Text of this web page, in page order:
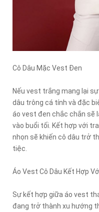
Cô Dâu Mặc Vest Đen
Nếu vest trắng mang lại
dâu trông cá tính và đặc
áo vest đen chắc chắn sẽ
vào buổi tối. Kết hợp với
nhọn sẽ khiến cô dâu trở
tiệc.
Áo Vest Cô Dâu Kết Hợp
Sự kết hợp giữa áo vest
đang trở thành xu hướng